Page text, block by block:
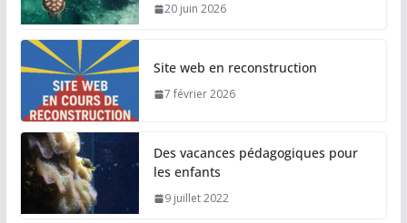
20 juin 2026
Site web en reconstruction
7 février 2026
Des vacances pédagogiques pour
les enfants
9 juillet 2022